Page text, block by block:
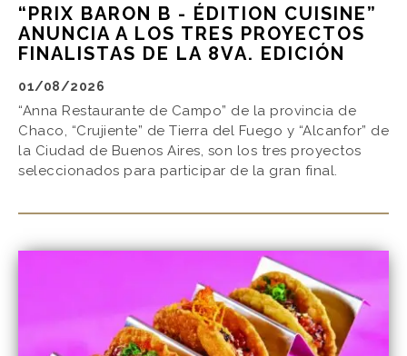
“PRIX BARON B - ÉDITION CUISINE”
ANUNCIA A LOS TRES PROYECTOS
FINALISTAS DE LA 8VA. EDICIÓN
01/08/2026
“Anna Restaurante de Campo” de la provincia de
Chaco, “Crujiente” de Tierra del Fuego y “Alcanfor” de
la Ciudad de Buenos Aires, son los tres proyectos
seleccionados para participar de la gran final.